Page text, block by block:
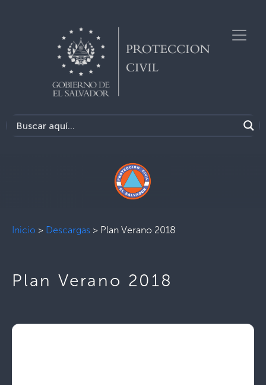
Inicio > Descargas > Plan Verano 2018
Plan Verano 2018